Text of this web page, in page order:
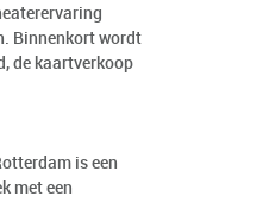
Binnenkort wordt
de kaartverkoop
is een
met een